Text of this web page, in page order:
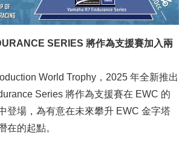
SERIES 將作為支援賽加入兩
World Trophy，2025 年全新推出
Series 將作為支援賽在 EWC 的
登場，為有意在未來攀升 EWC 金字塔
在的起點。